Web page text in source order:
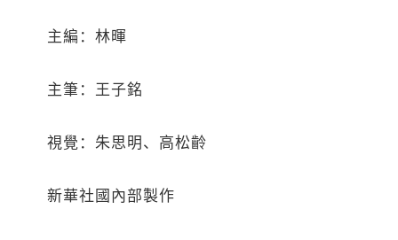
主編：林暉
主筆：王子銘
視覺：朱思明、高松齡
新華社國內部製作